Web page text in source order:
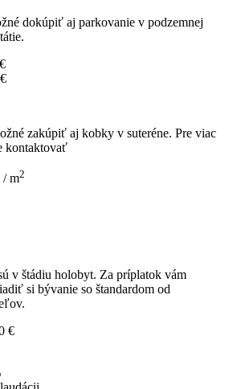
dokúpiť aj parkovanie v podzemnej
zakúpiť aj kobky v suteréne. Pre viac
kontaktovať
/ m2
v štádiu holobyt. Za príplatok vám
si bývanie so štandardom od
€